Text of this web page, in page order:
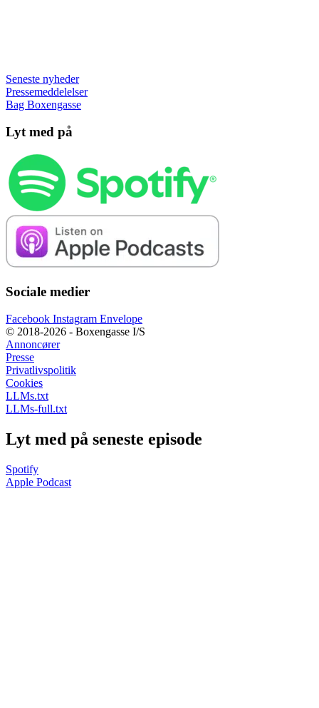
Seneste nyheder
Pressemeddelelser
Bag Boxengasse
Lyt med på
Sociale medier
Facebook Instagram Envelope
© 2018-2026 - Boxengasse I/S
Annoncører
Presse
Privatlivspolitik
Cookies
LLMs.txt
LLMs-full.txt
Lyt med på seneste episode
Spotify
Apple Podcast